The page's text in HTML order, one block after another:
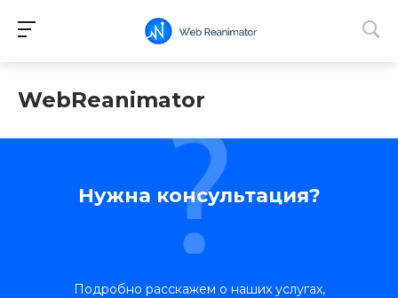
WebReanimator
Нужна консультация?
Подробно расскажем о наших услугах,